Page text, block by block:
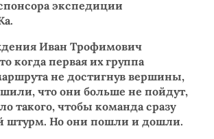
экспедиции
Иван Трофимович
когда первая их группа
не достигнув вершины,
что они больше не пойдут,
такого, чтобы команда сразу
штурм. Но они пошли и дошли.